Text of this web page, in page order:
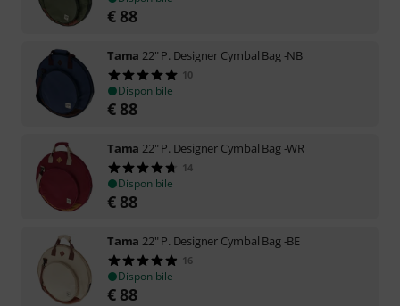
€ 88
Tama 22" P. Designer Cymbal Bag -NB
10
Disponibile
€ 88
Tama 22" P. Designer Cymbal Bag -WR
14
Disponibile
€ 88
Tama 22" P. Designer Cymbal Bag -BE
16
Disponibile
€ 88